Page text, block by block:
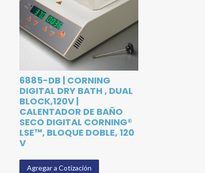
6885-DB | CORNING
DIGITAL DRY BATH , DUAL
BLOCK,120V |
CALENTADOR DE BAÑO
SECO DIGITAL CORNING®
LSE™, BLOQUE DOBLE, 120
V
Agregar a Cotización